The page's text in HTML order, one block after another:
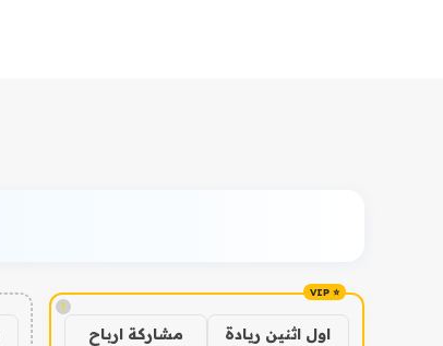
!
اول اثنين ريادة
مشاركة ارباح